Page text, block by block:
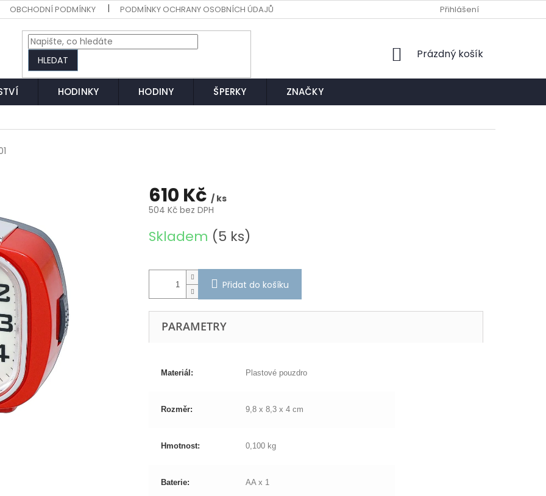
OBCHODNÍ PODMÍNKY PODMÍNKY OCHRANY OSOBNÍCH ÚDAJŮ EXPEDIČNÍ A KONTAKTNÍ MÍSTO
Přihlášení
HLEDAT
NÁKUPNÍ
Prázdný košík
HODINKY HODINY ŠPERKY ZNAČKY
610 Kč / ks
504 Kč bez DPH
cena:
Skladem (5 ks)
Přidat do košíku
PARAMETRY
Materiál: Plastové pouzdro
Rozměr: 9,8 x 8,3 x 4 cm
Hmotnost: 0,100 kg
Baterie: AA x 1